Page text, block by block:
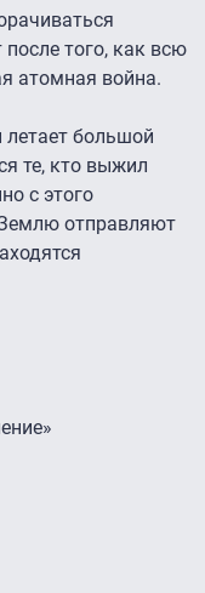
того, как всю
атомная война.
большой
те, кто выжил
с этого
отправляют